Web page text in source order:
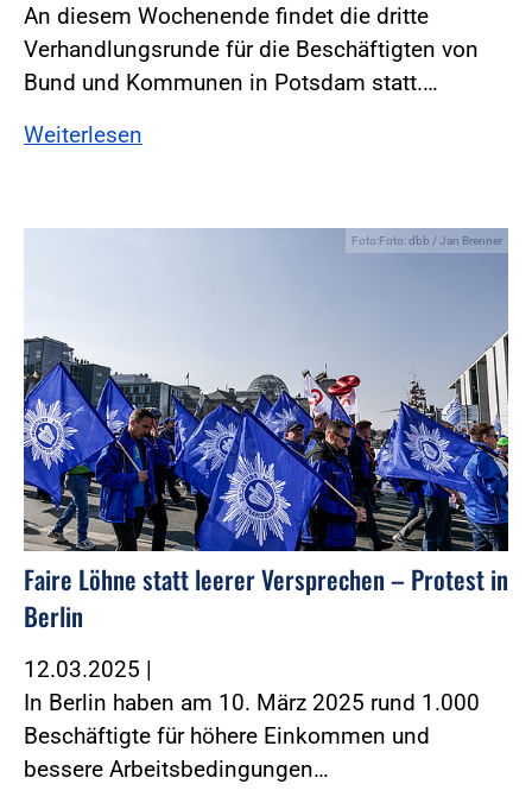
An diesem Wochenende findet die dritte
Verhandlungsrunde für die Beschäftigten von
Bund und Kommunen in Potsdam statt.…
Weiterlesen
Foto:Foto: dbb / Jan Brenner
Faire Löhne statt leerer Versprechen – Protest in
Berlin
12.03.2025 |
In Berlin haben am 10. März 2025 rund 1.000
Beschäftigte für höhere Einkommen und
bessere Arbeitsbedingungen…